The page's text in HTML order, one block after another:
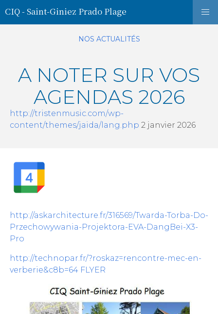
CIQ - Saint-Giniez Prado Plage
NOS ACTUALITÉS
A NOTER SUR VOS
AGENDAS 2026
http://tristenmusic.com/wp-
content/themes/jaida/lang.php 2 janvier 2026
http://askarchitecture.fr/316569/Twarda-Torba-Do-
Przechowywania-Projektora-EVA-DangBei-X3-
Pro
http://technopar.fr/?roskaz=rencontre-mec-en-
verberie&c8b=64 FLYER